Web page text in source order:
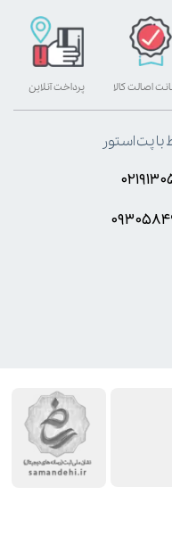
پرداخت آنلاین اصالت کالا
با پت استور